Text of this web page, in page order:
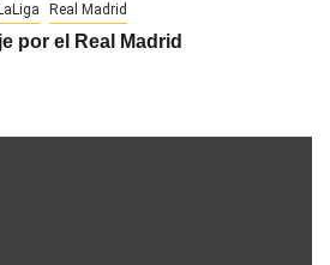
LaLiga Real Madrid
por el Real Madrid